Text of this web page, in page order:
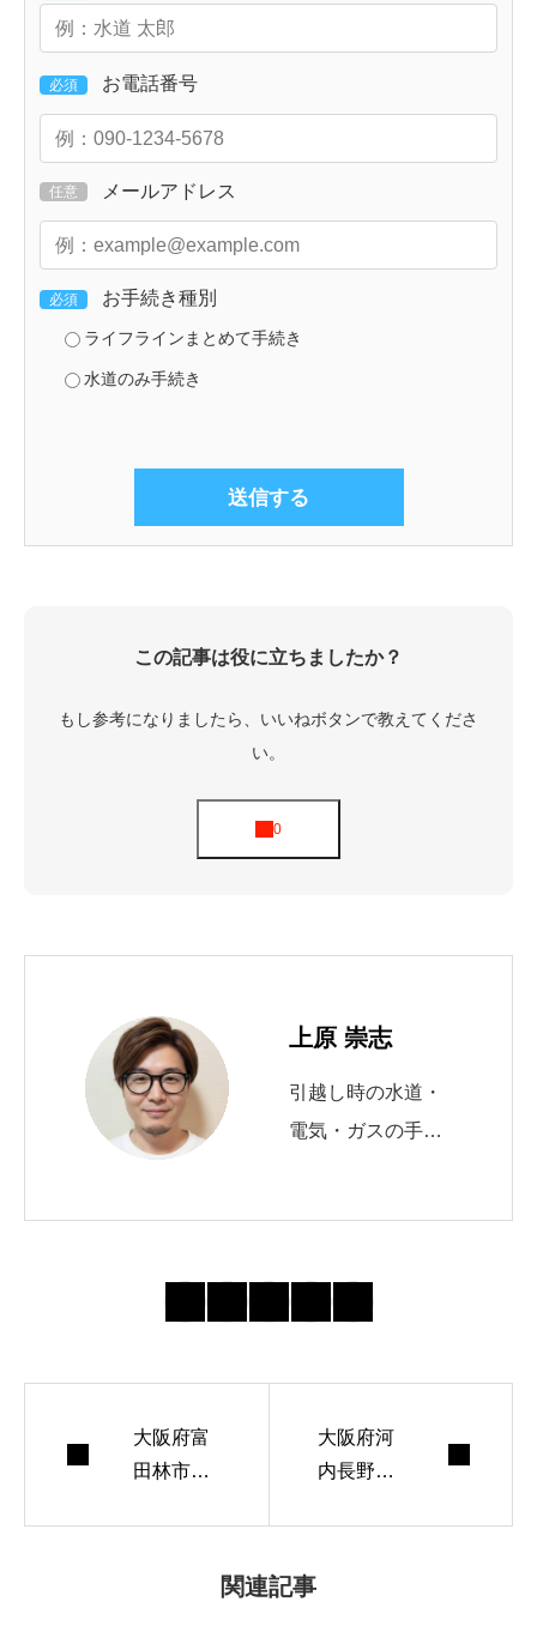
必須 お電話番号
任意 メールアドレス
必須 お手続き種別
ライフラインまとめて手続き
水道のみ手続き
この記事は役に立ちましたか？
もし参考になりましたら、いいねボタンで教えてくださ
い。
上原 崇志
引越し時の水道・
電気・ガスの手続
の最新動向を追
い、初めてでも迷
す。 週末はランニ
ングとコーヒー焙
大阪府富
田林市へ
大阪府河
内長野市
関連記事